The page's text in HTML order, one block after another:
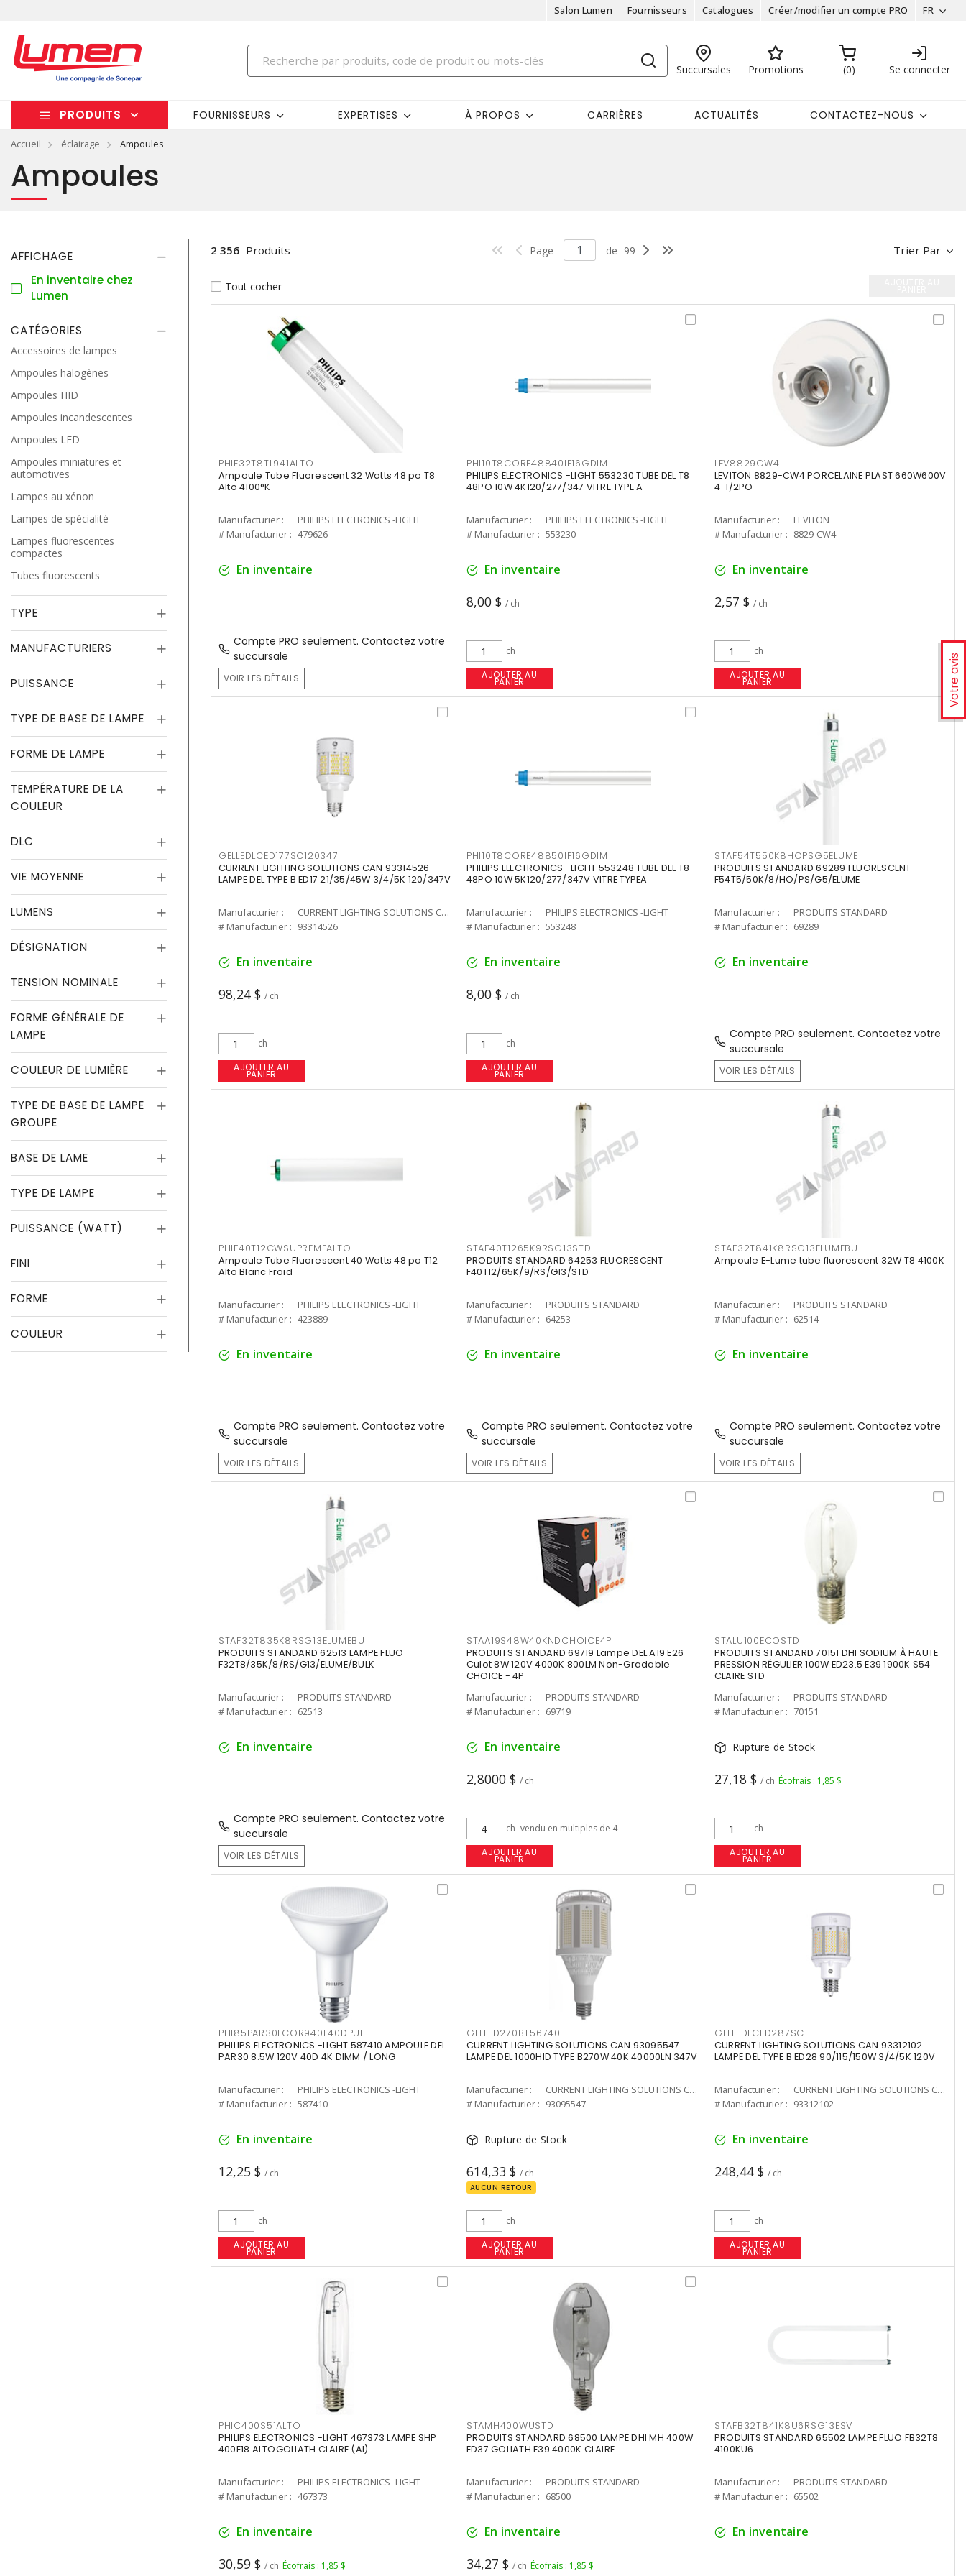
Salon Lumen Fournisseurs Catalogues Créer/modifier un compte PRO FR
Succursales Promotions 0 Se connecter
PRODUITS FOURNISSEURS EXPERTISES À PROPOS CARRIÈRES ACTUALITÉS CONTACTEZ-NOUS
Accueil éclairage Ampoules
Votre avis
Ampoules
AFFICHAGE
En inventaire chez
Lumen
CATÉGORIES
Accessoires de lampes
Ampoules halogènes
Ampoules HID
Ampoules incandescentes
Ampoules LED
Ampoules miniatures et
automotives
Lampes au xénon
Lampes de spécialité
Lampes fluorescentes
compactes
Tubes fluorescents
TYPE
MANUFACTURIERS
PUISSANCE
TYPE DE BASE DE LAMPE
FORME DE LAMPE
TEMPÉRATURE DE LA
COULEUR
DLC
VIE MOYENNE
LUMENS
DÉSIGNATION
TENSION NOMINALE
FORME GÉNÉRALE DE
LAMPE
COULEUR DE LUMIÈRE
TYPE DE BASE DE LAMPE
GROUPE
BASE DE LAME
TYPE DE LAMPE
PUISSANCE (WATT)
FINI
FORME
COULEUR
Trier Par
2 356 Produits Page de 99
Tout cocher
PHIF32T8TL941ALTO
Ampoule Tube Fluorescent 32 Watts 48 po T8
Alto 4100°K
Manufacturier :
PHILIPS ELECTRONICS -LIGHT
# Manufacturier : 479626
En inventaire
Compte PRO seulement. Contactez votre
succursale
VOIR LES DÉTAILS
PHI10T8CORE48840IF16GDIM
PHILIPS ELECTRONICS -LIGHT 553230 TUBE DEL T8
48PO 10W 4K120/277/347 VITRE TYPE A
Manufacturier :
PHILIPS ELECTRONICS -LIGHT
# Manufacturier : 553230
En inventaire
8,00 $ / ch
ch
AJOUTER AU
PANIER
LEV8829CW4
LEVITON 8829-CW4 PORCELAINE PLAST 660W600V
4-1/2PO
Manufacturier :
LEVITON
# Manufacturier : 8829-CW4
En inventaire
2,57 $ / ch
ch
AJOUTER AU
PANIER
GELLEDLCED177SC120347
CURRENT LIGHTING SOLUTIONS CAN 93314526
LAMPE DEL TYPE B ED17 21/35/45W 3/4/5K 120/347V
Manufacturier :
CURRENT LIGHTING SOLUTIONS CAN
# Manufacturier : 93314526
En inventaire
98,24 $ / ch
ch
AJOUTER AU
PANIER
PHI10T8CORE48850IF16GDIM
PHILIPS ELECTRONICS -LIGHT 553248 TUBE DEL T8
48PO 10W 5K120/277/347V VITRE TYPEA
Manufacturier :
PHILIPS ELECTRONICS -LIGHT
# Manufacturier : 553248
En inventaire
8,00 $ / ch
ch
AJOUTER AU
PANIER
STAF54T550K8HOPSG5ELUME
PRODUITS STANDARD 69289 FLUORESCENT
F54T5/50K/8/HO/PS/G5/ELUME
Manufacturier :
PRODUITS STANDARD
# Manufacturier : 69289
En inventaire
Compte PRO seulement. Contactez votre
succursale
VOIR LES DÉTAILS
PHIF40T12CWSUPREMEALTO
Ampoule Tube Fluorescent 40 Watts 48 po T12
Alto Blanc Froid
Manufacturier :
PHILIPS ELECTRONICS -LIGHT
# Manufacturier : 423889
En inventaire
Compte PRO seulement. Contactez votre
succursale
VOIR LES DÉTAILS
STAF40T1265K9RSG13STD
PRODUITS STANDARD 64253 FLUORESCENT
F40T12/65K/9/RS/G13/STD
Manufacturier :
PRODUITS STANDARD
# Manufacturier : 64253
En inventaire
Compte PRO seulement. Contactez votre
succursale
VOIR LES DÉTAILS
STAF32T841K8RSG13ELUMEBU
Ampoule E-Lume tube fluorescent 32W T8 4100K
Manufacturier :
PRODUITS STANDARD
# Manufacturier : 62514
En inventaire
Compte PRO seulement. Contactez votre
succursale
VOIR LES DÉTAILS
STAF32T835K8RSG13ELUMEBU
PRODUITS STANDARD 62513 LAMPE FLUO
F32T8/35K/8/RS/G13/ELUME/BULK
Manufacturier :
PRODUITS STANDARD
# Manufacturier : 62513
En inventaire
Compte PRO seulement. Contactez votre
succursale
VOIR LES DÉTAILS
STAA19S48W40KNDCHOICE4P
PRODUITS STANDARD 69719 Lampe DEL A19 E26
Culot 8W 120V 4000K 800LM Non-Gradable
CHOICE - 4P
Manufacturier :
PRODUITS STANDARD
# Manufacturier : 69719
En inventaire
2,8000 $ / ch
ch vendu en multiples de 4
AJOUTER AU
PANIER
STALU100ECOSTD
PRODUITS STANDARD 70151 DHI SODIUM À HAUTE
PRESSION RÉGULIER 100W ED23.5 E39 1900K S54
CLAIRE STD
Manufacturier :
PRODUITS STANDARD
# Manufacturier : 70151
Rupture de Stock
27,18 $ / ch Écofrais : 1,85 $
ch
AJOUTER AU
PANIER
PHI85PAR30LCOR940F40DPUL
PHILIPS ELECTRONICS -LIGHT 587410 AMPOULE DEL
PAR30 8.5W 120V 40D 4K DIMM / LONG
Manufacturier :
PHILIPS ELECTRONICS -LIGHT
# Manufacturier : 587410
En inventaire
12,25 $ / ch
ch
AJOUTER AU
PANIER
GELLED270BT56740
CURRENT LIGHTING SOLUTIONS CAN 93095547
LAMPE DEL 1000HID TYPE B270W 40K 40000LN 347V
Manufacturier :
CURRENT LIGHTING SOLUTIONS CAN
# Manufacturier : 93095547
Rupture de Stock
614,33 $ / ch
AUCUN RETOUR
ch
AJOUTER AU
PANIER
GELLEDLCED287SC
CURRENT LIGHTING SOLUTIONS CAN 93312102
LAMPE DEL TYPE B ED28 90/115/150W 3/4/5K 120V
Manufacturier :
CURRENT LIGHTING SOLUTIONS CAN
# Manufacturier : 93312102
En inventaire
248,44 $ / ch
ch
AJOUTER AU
PANIER
PHIC400S51ALTO
PHILIPS ELECTRONICS -LIGHT 467373 LAMPE SHP
400E18 ALTOGOLIATH CLAIRE (AI)
Manufacturier :
PHILIPS ELECTRONICS -LIGHT
# Manufacturier : 467373
En inventaire
30,59 $ / ch Écofrais : 1,85 $
STAMH400WUSTD
PRODUITS STANDARD 68500 LAMPE DHI MH 400W
ED37 GOLIATH E39 4000K CLAIRE
Manufacturier :
PRODUITS STANDARD
# Manufacturier : 68500
En inventaire
34,27 $ / ch Écofrais : 1,85 $
STAFB32T841K8U6RSG13ESV
PRODUITS STANDARD 65502 LAMPE FLUO FB32T8
4100KU6
Manufacturier :
PRODUITS STANDARD
# Manufacturier : 65502
En inventaire